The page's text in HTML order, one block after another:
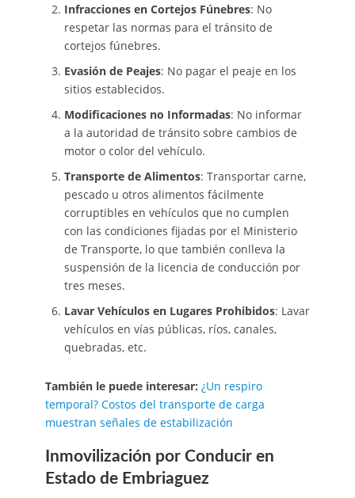
Infracciones en Cortejos Fúnebres: No
respetar las normas para el tránsito de
cortejos fúnebres.
Evasión de Peajes: No pagar el peaje en los
sitios establecidos.
Modificaciones no Informadas: No informar
a la autoridad de tránsito sobre cambios de
motor o color del vehículo.
Transporte de Alimentos: Transportar carne,
pescado u otros alimentos fácilmente
corruptibles en vehículos que no cumplen
con las condiciones fijadas por el Ministerio
de Transporte, lo que también conlleva la
suspensión de la licencia de conducción por
tres meses.
Lavar Vehículos en Lugares Prohibidos: Lavar
vehículos en vías públicas, ríos, canales,
quebradas, etc.
También le puede interesar: ¿Un respiro
temporal? Costos del transporte de carga
muestran señales de estabilización
Inmovilización por Conducir en
Estado de Embriaguez